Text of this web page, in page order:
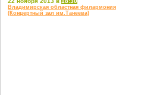
Владимирская областная филармония
(Концертный зал им.Танеева)